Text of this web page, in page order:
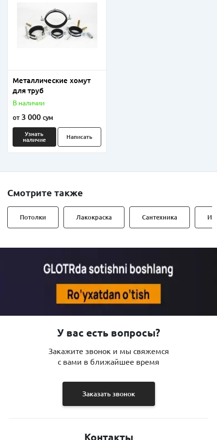
Металлические хомут
для труб
В наличии
от3 000 сум
Узнать
наличие
Написать
Смотрите также
Потолки Лакокраска Сантехника
У вас есть вопросы?
Закажите звонок и мы свяжемся
с вами в ближайшее время
Заказать звонок
Контакты